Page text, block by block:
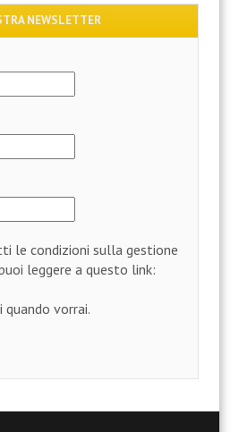
NEWSLETTER
le condizioni sulla gestione
leggere a questo link:
vorrai.